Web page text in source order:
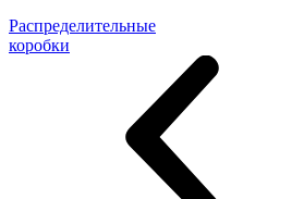
Распределительные
коробки